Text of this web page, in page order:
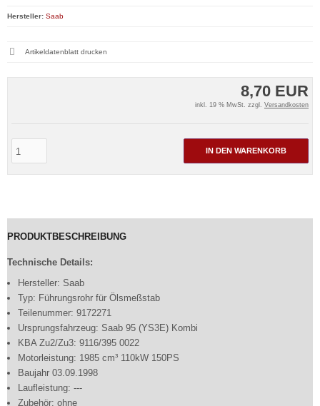
8,70 EUR
inkl. 19 % MwSt. zzgl. Versandkosten
IN DEN WARENKORB
Hersteller: Saab
Artikeldatenblatt drucken
PRODUKTBESCHREIBUNG
Technische Details:
Hersteller: Saab
Typ: Führungsrohr für Ölsmeßstab
Teilenummer: 9172271
Ursprungsfahrzeug: Saab 95 (YS3E) Kombi
KBA Zu2/Zu3: 9116/395 0022
Motorleistung: 1985 cm³ 110kW 150PS
Baujahr 03.09.1998
Laufleistung: ---
Zubehör: ohne